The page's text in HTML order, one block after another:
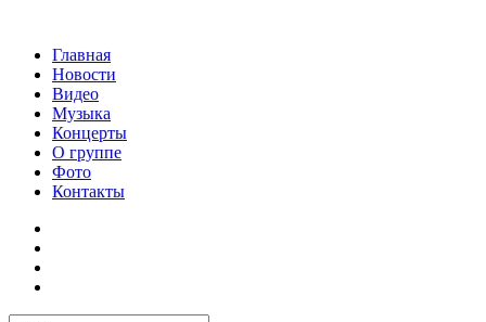
Главная
Новости
Видео
Музыка
Концерты
О группе
Фото
Контакты